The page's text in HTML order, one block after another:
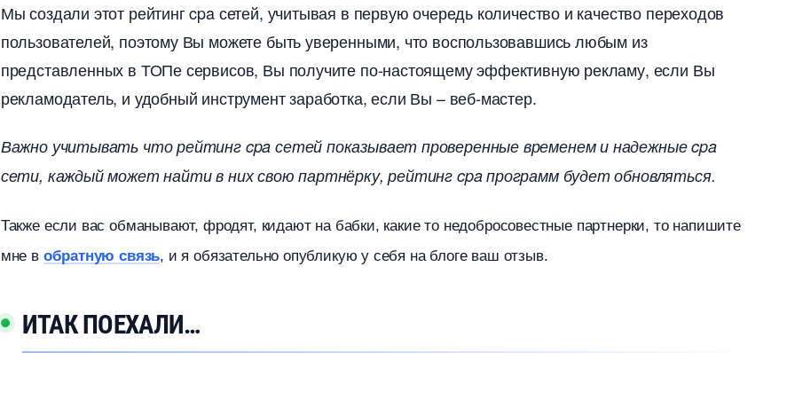
Мы создали этот рейтинг cpa сетей, учитывая в первую очередь количество и качество переходо
пользователей, поэтому Вы можете быть уверенными, что воспользовавшись любым из
представленных в ТОПе сервисов, Вы получите по-настоящему эффективную рекламу, если Вы
рекламодатель, и удобный инструмент заработка, если Вы – веб-мастер.
ажно учитывать что рейтинг cpa сетей показывает проверенные временем и надежные cpa
сети, каждый может найти в них свою партнёрку, рейтинг cpa программ будет обновляться.
Также если вас обманывают, фродят, кидают на бабки, какие то недобросовестные партнерки, то напишите
мне обратную связь, и я обязательно опубликую у себя на блоге ваш отзыв.
ИТАК ПОЕХАЛИ